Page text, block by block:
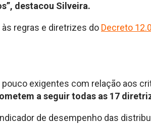
destacou Silveira.
regras e diretrizes do Decreto
exigentes com relação aos
a seguir todas as 17
de desempenho das